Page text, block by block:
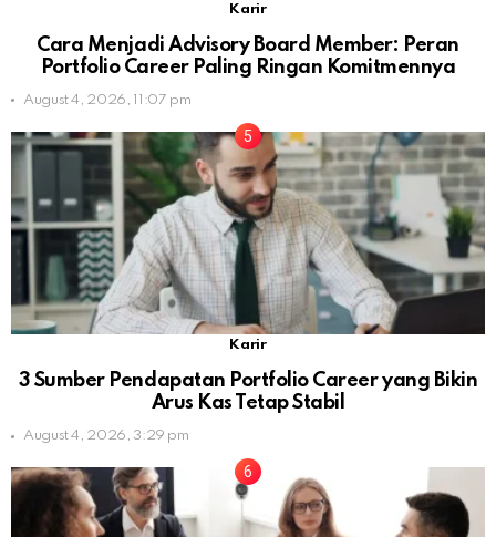
Karir
Cara Menjadi Advisory Board Member: Peran
Portfolio Career Paling Ringan Komitmennya
August 4, 2026, 11:07 pm
Karir
3 Sumber Pendapatan Portfolio Career yang Bikin
Arus Kas Tetap Stabil
August 4, 2026, 3:29 pm